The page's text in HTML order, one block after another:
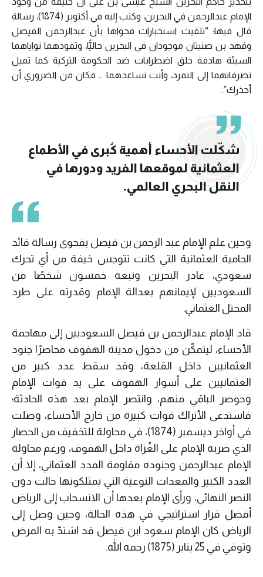
الإمام عبدالرحمن في البحرين، وكتب إليه في أكتوبر (1874)، رسالة
قال فيها: “تلقيت استخبارات فحواها بأن عبدالرحمن الفيصل
وفهد بن صنيتان موجودان في البحرين حاليًّا، وتقودهما نواياهما
السيئة هادفة خلق اضطرابات ضد الحكومة التركية كما تميل
تصرفاتهما إلى التمرد، وأنت تساعدهما … فكان من الضروري أن
أحذرك”.
شكّلت الأحساء أهمية كُبرى في الأطماع
العثمانية لموقعها الفريد ودورها في
النقل البحري العالمي.
وحين علم الإمام عبد الرحمن بن فيصل بفحوى رسالة قائد
الحامية العثمانية التي كانت تتوجس خيفة من أي تحرك
سعودي، غادر البحرين وتبعه خمسون شخصًا من
السعوديين لإيمانهم بعدالة الإمام وقدرته على طرد
المحتل العثماني.
قاد الإمام عبدالرحمن بن فيصل السعوديين إلى مهاجمة
الأحساء، ليتمكّن من دخول مدينة الهفوف محاصرًا جنود
العثمانيين داخل القلعة، وقد سقط عدد كبير من
العثمانيين على أسوار الهفوف على يد قوات الإمام
وحوصر الباقي منهم، وانتصر الإمام بعد هذه الحادثة؛
فاستدعى الأتراك قوات كبيرة من خارج الأحساء، وصلت
في أواخر ديسمبر (1874)، في محاولة للتخفيف من الحصار
الذي ضربه الإمام على الغُزاة داخل الهفوف، ورغم محاولة
الإمام عبدالرحمن وجنوده مقاومة المدد العثماني، إلا أن
العدد الكبير والمعدات النوعية التي يمتلكونها حالت دون
النصر النهائي، ورأى الإمام بعدها أن الانسحاب إلى الرياض
أفضل قرار استراتيجي في هذه الحالة، وحين وصل إلى
الرياض كان الإمام سعود ابن فيصل قد اشتدّ به المرض
وتوفي في 25 يناير (1875) رحمه الله.